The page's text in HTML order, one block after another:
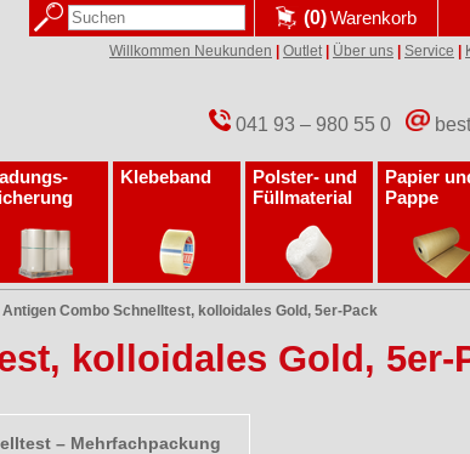
Willkommen Neukunden Outlet Über uns Service
041 93 – 980 55 0
(0)Warenkorb
Klebeband
Polster- und
Füllmaterial
Papier
Pappe
Antigen Combo Schnelltest, kolloidales Gold, 5er-Pack
kolloidales Gold, 5er-
– Mehrfachpackung